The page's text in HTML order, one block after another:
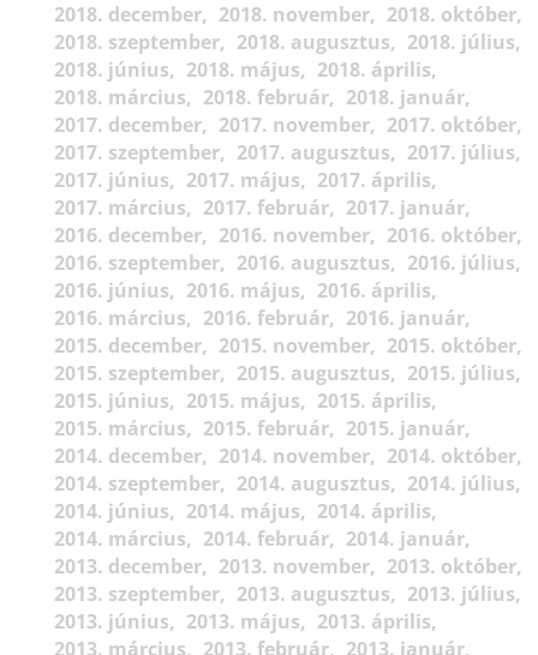
2018. december
2018. november
2018. október
2018. szeptember
2018. augusztus
2018. július
2018. június
2018. május
2018. április
2018. március
2018. február
2018. január
2017. december
2017. november
2017. október
2017. szeptember
2017. augusztus
2017. július
2017. június
2017. május
2017. április
2017. március
2017. február
2017. január
2016. december
2016. november
2016. október
2016. szeptember
2016. augusztus
2016. július
2016. június
2016. május
2016. április
2016. március
2016. február
2016. január
2015. december
2015. november
2015. október
2015. szeptember
2015. augusztus
2015. július
2015. június
2015. május
2015. április
2015. március
2015. február
2015. január
2014. december
2014. november
2014. október
2014. szeptember
2014. augusztus
2014. július
2014. június
2014. május
2014. április
2014. március
2014. február
2014. január
2013. december
2013. november
2013. október
2013. szeptember
2013. augusztus
2013. július
2013. június
2013. május
2013. április
2013. március
2013. február 2013. január